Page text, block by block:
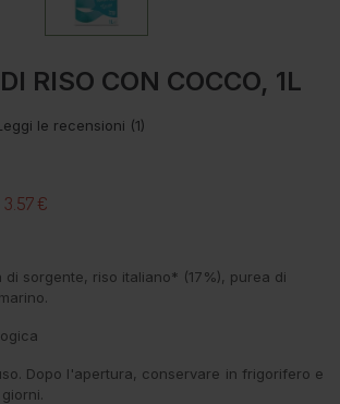
RISO CON COCCO, 1L
le recensioni (1)
3.57 €
di sorgente, riso italiano* (17%), purea di
Dopo l'apertura, conservare in frigorifero e